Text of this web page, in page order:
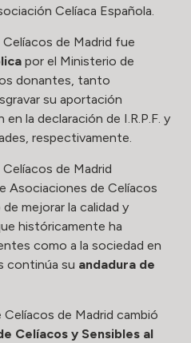
Celíaca Española.
de Madrid fue
por el Ministerio de
donantes, tanto
su aportación
la declaración de I.R.P.F. y
respectivamente.
de Madrid
Asociaciones de Celíacos
mejorar la calidad y
históricamente ha
como a la sociedad en
continúa su andadura de
Celíacos de Madrid cambió
Celíacos y Sensibles al